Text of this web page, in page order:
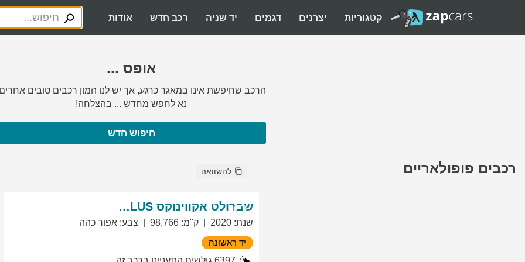
קטגוריות יצרנים דגמים יד שניה רכב חדש אודות
אופס ...
הרכב שחיפשת אינו במאגר כרגע, אך יש לנו המון רכבים טובים
נא לחפש מחדש ... בהצלחה!
חיפוש חדש
רכבים פופולאריים להשוואה
שברולט אקווינוקס LT PLUS
שנת:
2020 ק"מ:
98,766 צבע: אפור כהה
יד ראשונה